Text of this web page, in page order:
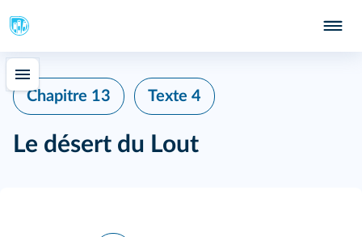
Chapitre 13 Texte 4
Le désert du Lout